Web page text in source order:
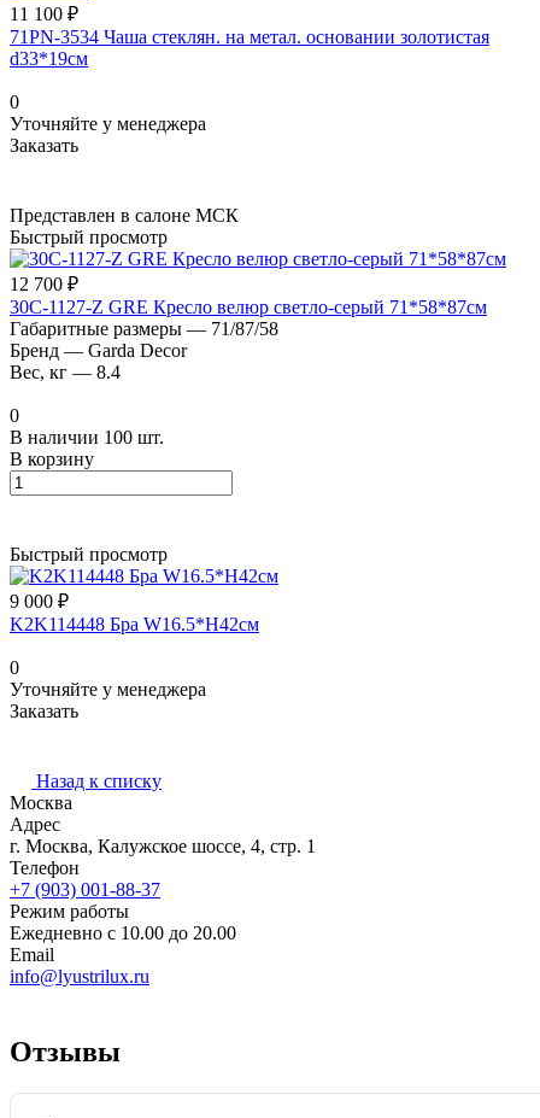
11 100 ₽
71PN-3534 Чаша стеклян. на метал. основании золотистая
d33*19см
0
Уточняйте у менеджера
Заказать
Представлен в салоне МСК
Быстрый просмотр
12 700 ₽
30C-1127-Z GRE Кресло велюр светло-серый 71*58*87см
Габаритные размеры — 71/87/58
Бренд — Garda Decor
Вес, кг — 8.4
0
В наличии 100 шт.
В корзину
Быстрый просмотр
9 000 ₽
K2K114448 Бра W16.5*H42см
0
Уточняйте у менеджера
Заказать
Назад к списку
Москва
Адрес
г. Москва, Калужское шоссе, 4, стр. 1
Телефон
+7 (903) 001-88-37
Режим работы
Ежедневно с 10.00 до 20.00
Email
info@lyustrilux.ru
Отзывы